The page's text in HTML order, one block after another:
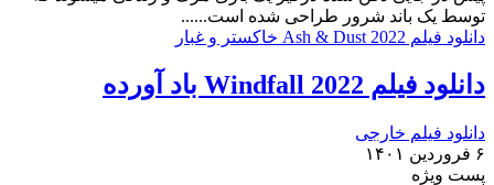
توسط یک باند شرور طراحی شده است......
دانلود فیلم Ash & Dust 2022 خاکستر و غبار
دانلود فیلم Windfall 2022 باد آورده
دانلود فیلم خارجی
۶ فروردین ۱۴۰۱
پست ويژه